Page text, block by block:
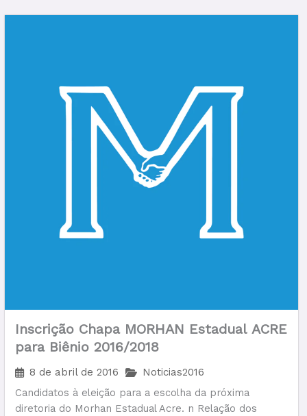
Inscrição Chapa MORHAN Estadual ACRE
para Biênio 2016/2018
8 de abril de 2016
Noticias2016
Candidatos à eleição para a escolha da próxima
diretoria do Morhan Estadual Acre. n Relação dos